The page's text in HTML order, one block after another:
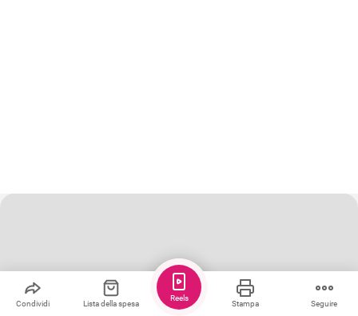
Condividi Lista della spesa Stampa Seguire
Reels